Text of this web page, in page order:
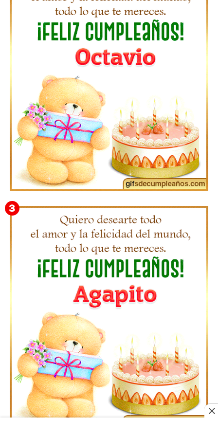
Gifs de Feliz Cumpleaños con Nombres
Gifs Feliz Cumpleaños Octavio